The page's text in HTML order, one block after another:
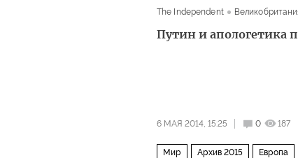
The Independent
Путин и апологетика
6 МАЯ 2014, 15:25 0 187
Мир Архив 2015 Европа